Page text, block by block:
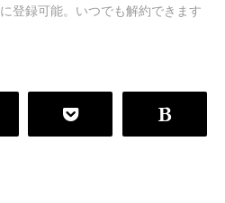
登録可能。いつでも解約できます